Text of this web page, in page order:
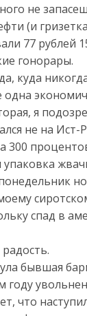
не
(и
77 рублей
гонорары.
куда
я
не на Ист-
спад в
бывшая
что